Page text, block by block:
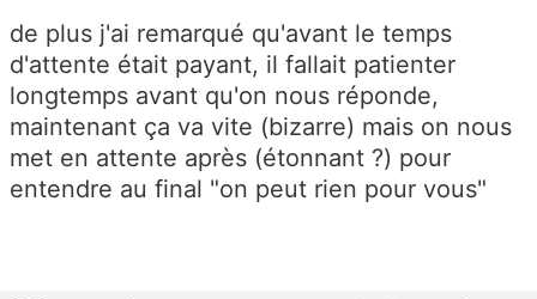
de plus j'ai remarqué qu'avant le temps
d'attente était payant, il fallait patienter
longtemps avant qu'on nous réponde,
maintenant ça va vite (bizarre) mais on nous
met en attente après (étonnant ?) pour
entendre au final "on peut rien pour vous"